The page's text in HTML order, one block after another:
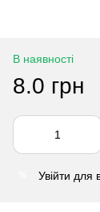
В наявності
8.0 грн
Увійти для